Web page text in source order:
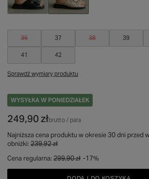
36 37 38 39
41 42
Sprawdź wymiary produktu
WYSYŁKA W PONIEDZIAŁEK
249,90 złbrutto/ para
Najniższa cena produktu w okresie 30 dni przed
obniżki: 239,92 zł
Cena regularna: 299,90 zł -17%